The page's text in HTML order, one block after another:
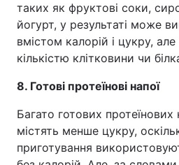
таких як фруктові соки,
йогурт, у результаті може
вмістом калорій і цукру,
кількістю клітковини чи
8. Готові протеїнові напої
Багато готових протеїнових
містять менше цукру,
приготування